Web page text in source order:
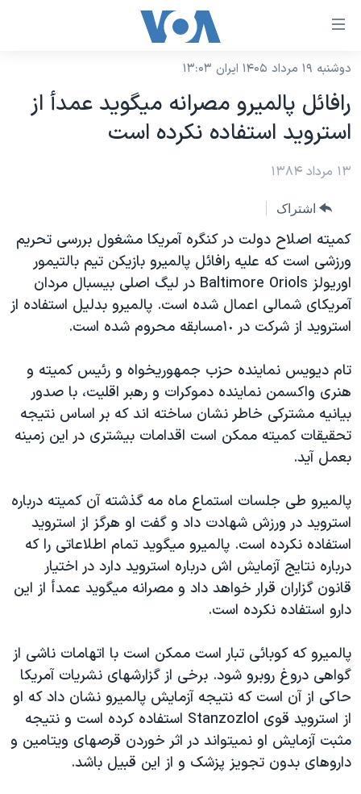
لینکهای
دسترسی
جهش
به
محتوای
اصلی
صفحه
اصلی
جهش
به
جستجو
نسخه سبک وب‌سایت
موضوع ها
ایران
آمریکا
جهان
ورزشی
گزیده‌ها
ویژه برنامه‌ها
فرهنگ و زندگی
حقوق شهروندی
اقتصادی
علم و فناوری
اسرائیل در جنگ
گالری عکس
آرشیو پخش زنده
برنامه های تلویزیونی
جدول برنامه ها
صفحه‌های ویژه
جام جهانی ۲۰۲۶
عملیات خشم حماسی
مستندها
انتخابات ریاست جمهوری آمریکا ۲۰۲۴
حمله جمهوری اسلامی به اسرائیل
رمز مهسا
ورزش زنان در ایران
اعتراضات زن، زندگی، آزادی
مجموعه مستندهای دادخواهی
تریبونال مردمی آبان ۹۸
دادگاه حمید نوری
قانون شفافیت دارائی کادر رهبری ایران
اعتراضات مردمی آبان ۹۸
اسرائیل در جنگ
نرگس محمدی برنده جایزه نوبل صلح
فرکانس‌های صدای آمریکا
پخش رادیویی
یادگیری زبان انگلیسی
دنبال کنید
دوشنبه ۱۹ مرداد ۱۴۰۵ ایران ۱۳:۰۳
رافائل پالميرو مصرانه ميگويد عمدأ از
استرويد استفاده نکرده است
۱۳ مرداد ۱۳۸۴
اشتراک
کميته اصلاح دولت در کنگره آمريکا مشغول بررسی تحريم
ورزشی است که عليه رافائل پالميرو بازيکن تيم بالتيمور
اوريولز Baltimore Oriols در ليگ اصلی بيسبال مردان
آمريکای شمالی اعمال شده است. پالميرو بدليل استفاده از
استرويد از شرکت در ١٠مسابقه محروم شده است.
تام ديويس نماينده حزب جمهوريخواه و رئيس کميته و
هنری واکسمن نماينده دموکرات و رهبر اقليت، با صدور
بيانيه مشترکی خاطر نشان ساخته اند که بر اساس نتيجه
تحقيقات کميته ممکن است اقدامات بيشتری در اين زمينه
بعمل آيد.
پالميرو طی جلسات استماع ماه مه گذشته آن کميته درباره
استرويد در ورزش شهادت داد و گفت او هرگز از استرويد
استفاده نکرده است. پالميرو ميگويد تمام اطلاعاتی را که
درباره نتايج آزمايش اش درباره استرويد دارد در اختيار
قانون گزاران قرار خواهد داد و مصرانه ميگويد عمدأ از اين
دارو استفاده نکرده است.
پالميرو که کوبائی تبار است ممکن است با اتهامات ناشی از
گواهی دروغ روبرو شود. برخی از گزارشهای نشريات آمريکا
حاکی از آن است که نتيجه آزمايش پالميرو نشان داد که او
از استرويد قوی Stanzozlol استفاده کرده است و نتيجه
مثبت آزمايش او نميتواند در اثر خوردن قرصهای ويتامين و
داروهای بدون تجويز پزشک و از اين قبيل باشد.